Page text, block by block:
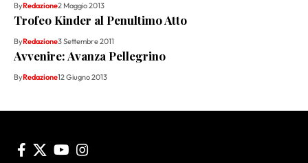
ByRedazione2 Maggio 2013
Trofeo Kinder al Penultimo Atto
ByRedazione3 Settembre 2011
Avvenire: Avanza Pellegrino
ByRedazione12 Giugno 2013